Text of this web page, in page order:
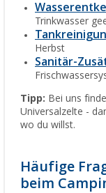
Trinkwasser
Herbst
Sanitär-
Tipp: Bei uns
Universalzelte -
wo du willst.
Häufige
beim